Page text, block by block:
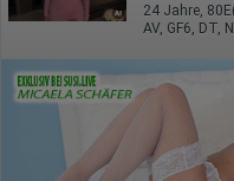
AV, GF6, DT,